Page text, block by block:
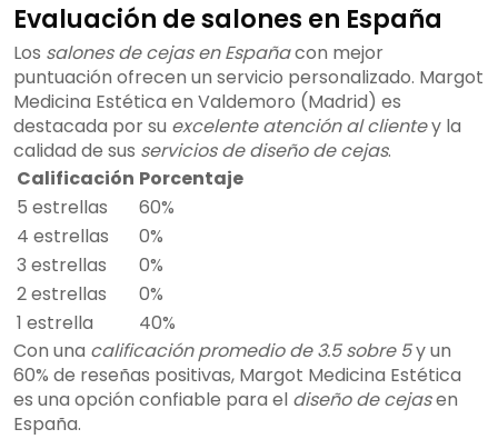
Evaluación de salones en España
Los salones de cejas en Españacon mejor
puntuación ofrecen un servicio personalizado. Margot
Medicina Estética en Valdemoro (Madrid) es
destacada por su excelente atención al clientey la
calidad de sus servicios de diseño de cejas.
Calificación Porcentaje
5 estrellas
60%
4 estrellas
0%
3 estrellas
0%
2 estrellas
0%
1 estrella
40%
Con una calificación promedio de 3.5 sobre 5y un
60% de reseñas positivas, Margot Medicina Estética
es una opción confiable para el diseño de cejasen
España.